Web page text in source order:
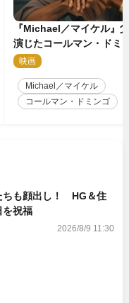
『Michael／マイケル』
演じたコールマン・ドミ
イクに2時間半かかって
映画
Michael／マイケル
コールマン・ドミンゴ
ちも顔出し！ HG＆住
を祝福
2026/8/9 11:30